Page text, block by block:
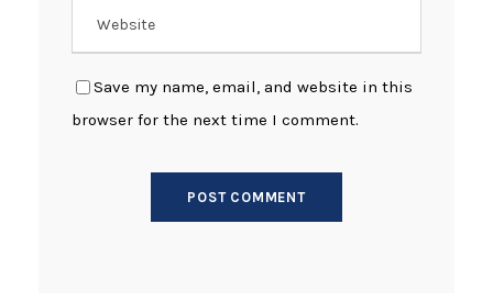
Save my name, email, and website in this
browser for the next time I comment.